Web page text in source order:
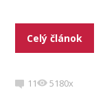
Celý článok
11 5180x